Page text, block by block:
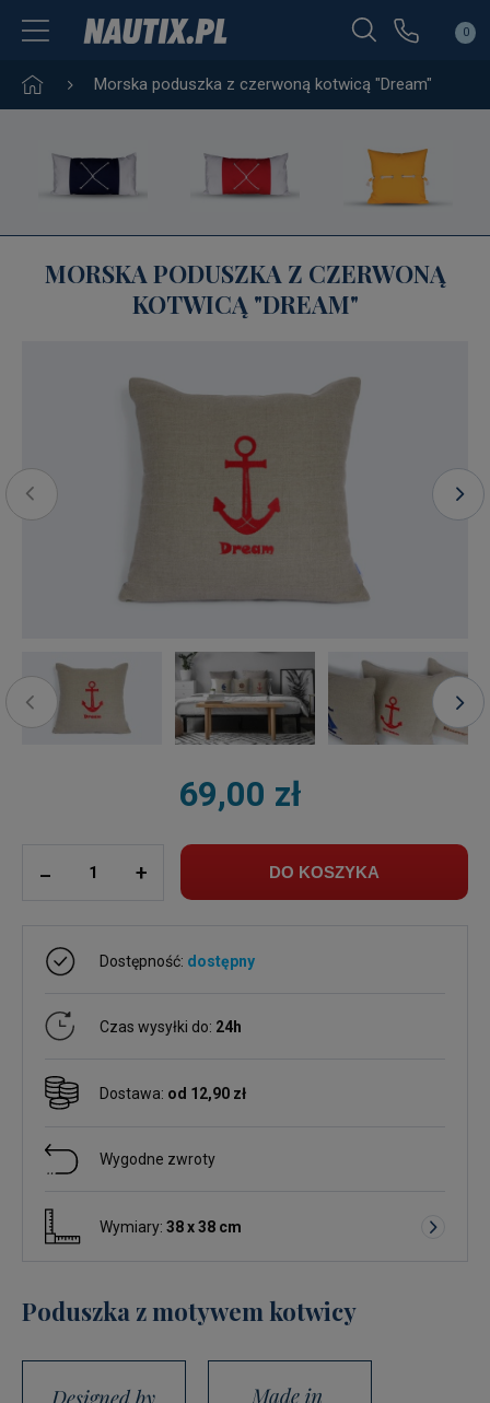
0
Morska poduszka z czerwoną kotwicą "Dream"
MORSKA PODUSZKA Z CZERWONĄ
KOTWICĄ "DREAM"
69,00 zł
+ DO KOSZYKA
Dostępność: dostępny
Czas wysyłki do: 24h
Dostawa: od 12,90 zł
Wygodne zwroty
Wymiary: 38 x 38 cm
Poduszka z motywem kotwicy